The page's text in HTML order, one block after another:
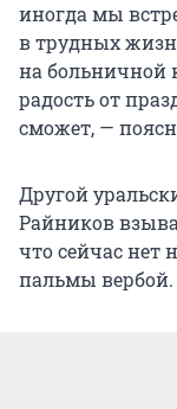
иногда мы
в трудных
на больничной
радость от
сможет, —
Другой
Райников
что сейчас нет
пальмы вербой.